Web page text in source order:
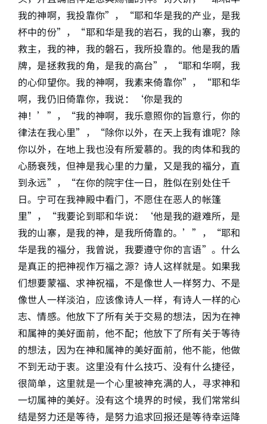
我的神啊，我投靠你”，“耶和华是我的产业，是我
杯中的份”，“耶和华是我的岩石，我的山寨，我的
救主，我的神，我的磐石，我所投靠的。他是我的盾
牌，是拯救我的角，是我的高台”，“耶和华啊，我
的心仰望你。我的神啊，我素来倚靠你”，“耶和华
啊，我仍旧倚靠你，我说：‘你是我的
神！’”，“我的神啊，我乐意照你的旨意行，你的
律法在我心里”，“除你以外，在天上我有谁呢？除
你以外，在地上我也没有所爱慕的。我的肉体和我的
心肠衰残，但神是我心里的力量，又是我的福分，直
到永远”，“在你的院宇住一日，胜似在别处住千
日。宁可在我神殿中看门，不愿住在恶人的帐篷
里”，“我要论到耶和华说：‘他是我的避难所，是
我的山寨，是我的神，是我所倚靠的。’”，“耶和
华是我的福分，我曾说，我要遵守你的言语”。什么
是真正的把神视作万福之源？诗人这样就是。如果我
们想要蒙福、求神祝福，不是像世人一样努力、不是
像世人一样淡泊，应该像诗人一样，有诗人一样的心
志、情感。他放下了所有关于交易的想法，因为在神
和属神的美好面前，他不配；他放下了所有关于等待
的想法，因为在神和属神的美好面前，他不能，他做
不到无动于衷。这里没有什么技巧、没有什么捷径，
很简单，这里就是一个心里被神充满的人，寻求神和
一切属神的美好。没有这个境界的时候，我们常常纠
结是努力还是等待，是努力追求回报还是等待幸运降